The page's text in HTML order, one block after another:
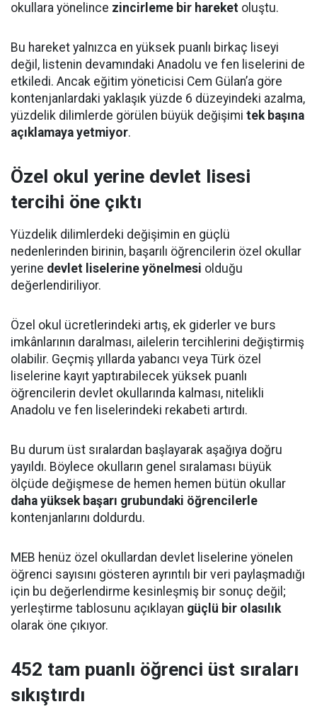
okullara yönelince zincirleme bir hareket oluştu.
Bu hareket yalnızca en yüksek puanlı birkaç liseyi
değil, listenin devamındaki Anadolu ve fen liselerini de
etkiledi. Ancak eğitim yöneticisi Cem Gülan’a göre
kontenjanlardaki yaklaşık yüzde 6 düzeyindeki azalma,
yüzdelik dilimlerde görülen büyük değişimi tek başına
açıklamaya yetmiyor.
Özel okul yerine devlet lisesi
tercihi öne çıktı
Yüzdelik dilimlerdeki değişimin en güçlü
nedenlerinden birinin, başarılı öğrencilerin özel okullar
yerine devlet liselerine yönelmesi olduğu
değerlendiriliyor.
Özel okul ücretlerindeki artış, ek giderler ve burs
imkânlarının daralması, ailelerin tercihlerini değiştirmiş
olabilir. Geçmiş yıllarda yabancı veya Türk özel
liselerine kayıt yaptırabilecek yüksek puanlı
öğrencilerin devlet okullarında kalması, nitelikli
Anadolu ve fen liselerindeki rekabeti artırdı.
Bu durum üst sıralardan başlayarak aşağıya doğru
yayıldı. Böylece okulların genel sıralaması büyük
ölçüde değişmese de hemen hemen bütün okullar
daha yüksek başarı grubundaki öğrencilerle
kontenjanlarını doldurdu.
MEB henüz özel okullardan devlet liselerine yönelen
öğrenci sayısını gösteren ayrıntılı bir veri paylaşmadığı
için bu değerlendirme kesinleşmiş bir sonuç değil;
yerleştirme tablosunu açıklayan güçlü bir olasılık
olarak öne çıkıyor.
452 tam puanlı öğrenci üst sıraları
sıkıştırdı